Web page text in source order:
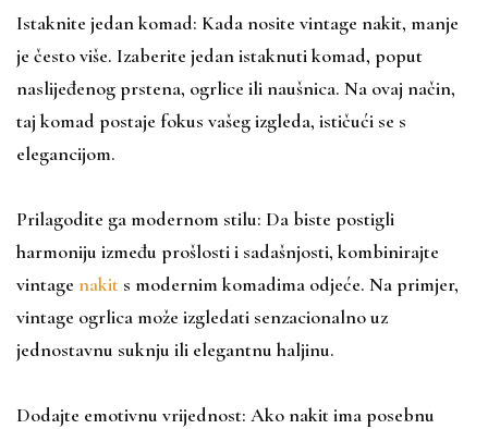
Istaknite jedan komad: Kada nosite vintage nakit, manje
je često više. Izaberite jedan istaknuti komad, poput
naslijeđenog prstena, ogrlice ili naušnica. Na ovaj način,
taj komad postaje fokus vašeg izgleda, ističući se s
elegancijom.
Prilagodite ga modernom stilu: Da biste postigli
harmoniju između prošlosti i sadašnjosti, kombinirajte
vintage nakit s modernim komadima odjeće. Na primjer,
vintage ogrlica može izgledati senzacionalno uz
jednostavnu suknju ili elegantnu haljinu.
Dodajte emotivnu vrijednost: Ako nakit ima posebnu